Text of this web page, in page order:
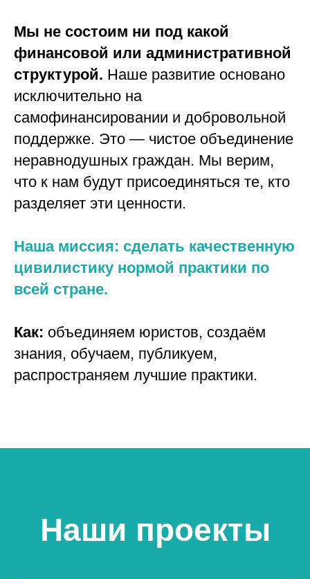
Мы не состоим ни под какой
финансовой или административной
структурой. Наше развитие основано
исключительно на
самофинансировании и добровольной
поддержке. Это — чистое объединение
неравнодушных граждан. Мы верим,
что к нам будут присоединяться те, кто
разделяет эти ценности.
Наша миссия: сделать качественную
цивилистику нормой практики по
всей стране.
Как: объединяем юристов, создаём
знания, обучаем, публикуем,
распространяем лучшие практики.
Наши проекты